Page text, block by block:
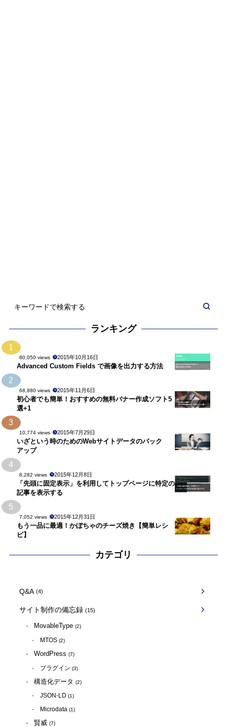
ランキング
1
80,050 views 2015年10月16日
Advanced Custom Fields で画像を出力する方法
2
68,880 views 2015年11月6日
初心者でも簡単！おすすめの無料バナー作成ソフト5
選+1
3
10,774 views 2015年7月29日
いざという時のためのWebサイトデータのバック
アップ
4
8,282 views 2015年12月8日
「先頭に固定表示」を利用してトップページに特定の
記事を表示する
5
7,052 views 2015年12月31日
もう一品に最適！かぼちゃのチーズ焼き【簡単レシ
ピ】
カテゴリ
Q&A (4)
サイト制作の備忘録 (15)
MovableType (2)
MTOS (2)
WordPress (7)
プラグイン (3)
構造化データ (2)
JSON-LD (1)
Microdata (1)
賢威 (7)